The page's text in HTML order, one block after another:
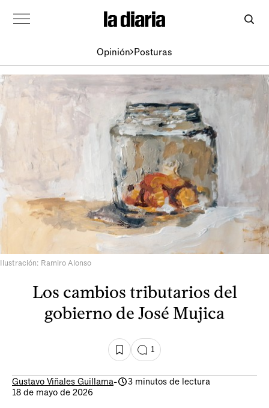
Opinión Posturas
Ilustración: Ramiro Alonso
Los cambios tributarios del
gobierno de José Mujica
1
Gustavo Viñales Guillama-
3 minutos de lectura
18 de mayo de 2026